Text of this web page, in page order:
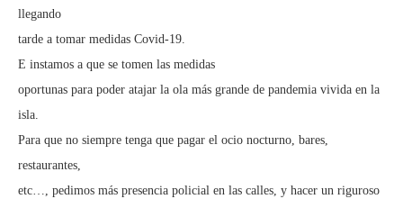
llegando
tarde a tomar medidas Covid-19.
E instamos a que se tomen las medidas
oportunas para poder atajar la ola más grande de pandemia vivida en la
isla.
Para que no siempre tenga que pagar el ocio nocturno, bares,
restaurantes,
etc…, pedimos más presencia policial en las calles, y hacer un riguroso